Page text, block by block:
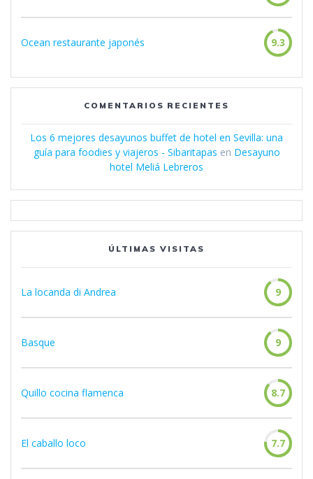
Ocean restaurante japonés 9.3
COMENTARIOS RECIENTES
Los 6 mejores desayunos buffet de hotel en Sevilla: una
guía para foodies y viajeros - Sibaritapas en Desayuno
hotel Meliá Lebreros
ÚLTIMAS VISITAS
La locanda di Andrea 9
Basque 9
Quillo cocina flamenca 8.7
El caballo loco 7.7